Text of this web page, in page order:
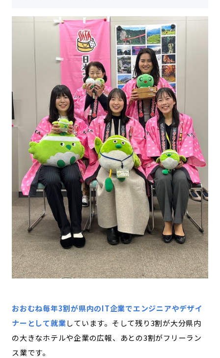
おおむね毎年3割が県内のIT企業でエンジニアやデザイ
ナーとして就業しています。そして残り3割が大分県内
の大きなホテルや企業の広報、あとの3割がフリーラン
ス業です。